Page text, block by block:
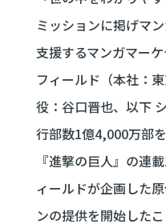
ミッションに掲げマ
支援するマンガマー
フィールド（本社：
役：谷口晋也、以下
行部数1億4,000万部
『進撃の巨人』の連
ィールドが企画した
ンの提供を開始した